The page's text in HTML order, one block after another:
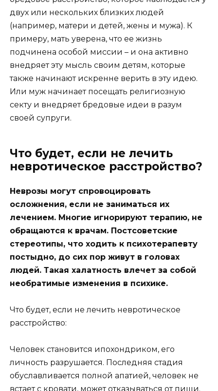
двух или нескольких близких людей
(например, матери и детей, жены и мужа). К
примеру, мать уверена, что ее жизнь
подчинена особой миссии – и она активно
внедряет эту мысль своим детям, которые
также начинают искренне верить в эту идею.
Или муж начинает посещать религиозную
секту и внедряет бредовые идеи в разум
своей супруги.
Что будет, если не лечить
невротическое расстройство?
Неврозы могут спровоцировать
осложнения, если не заниматься их
лечением. Многие игнорируют терапию, не
обращаются к врачам. Постсоветские
стереотипы, что ходить к психотерапевту
постыдно, до сих пор живут в головах
людей. Такая халатность влечет за собой
необратимые изменения в психике.
Что будет, если не лечить невротическое
расстройство:
Человек становится ипохондриком, его
личность разрушается. Последняя стадия
обуславливается полной апатией, человек не
встает с кровати, может отказываться от пищи.